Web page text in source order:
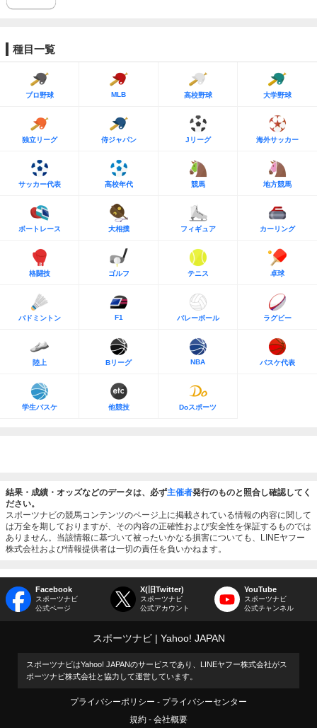
種目一覧
プロ野球 MLB 高校野球 大学野球
独立リーグ 侍ジャパン Jリーグ 海外サッカー
サッカー代表 高校年代 競馬 地方競馬
ボートレース 大相撲 フィギュア カーリング
格闘技 ゴルフ テニス 卓球
バドミントン F1 バレーボール ラグビー
陸上 Bリーグ NBA バスケ代表
学生バスケ 他競技 Doスポーツ
結果・成績・オッズなどのデータは、必ず主催者発行のものと照合し確認してく
ださい。
スポーツナビの競馬コンテンツのページ上に掲載されている情報の内容に関して
は万全を期しておりますが、その内容の正確性および安全性を保証するものでは
ありません。当該情報に基づいて被ったいかなる損害についても、LINEヤフー
株式会社および情報提供者は一切の責任を負いかねます。
Facebook
スポーツナビ
公式ページ
X(旧Twitter)
スポーツナビ
公式アカウント
YouTube
スポーツナビ
公式チャンネル
スポーツナビ Yahoo! JAPAN
スポーツナビはYahoo! JAPANのサービスであり、LINEヤフー株式会社がス
ポーツナビ株式会社と協力して運営しています。
プライバシーポリシー
プライバシーセンター
規約
会社概要